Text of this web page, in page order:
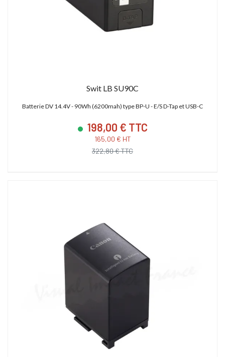
Swit LB SU90C
Batterie DV 14.4V - 90Wh (6200mah) type BP-U - E/S D-Tap et USB-C
198,00 € TTC
165,00 € HT
322,80 € TTC